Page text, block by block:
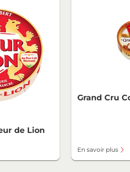
de Lion
Grand Cru
En savoir plus